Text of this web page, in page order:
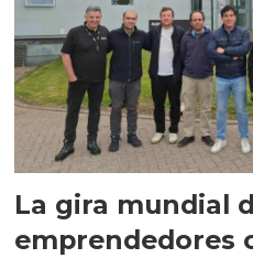
La gira mundial
emprendedores